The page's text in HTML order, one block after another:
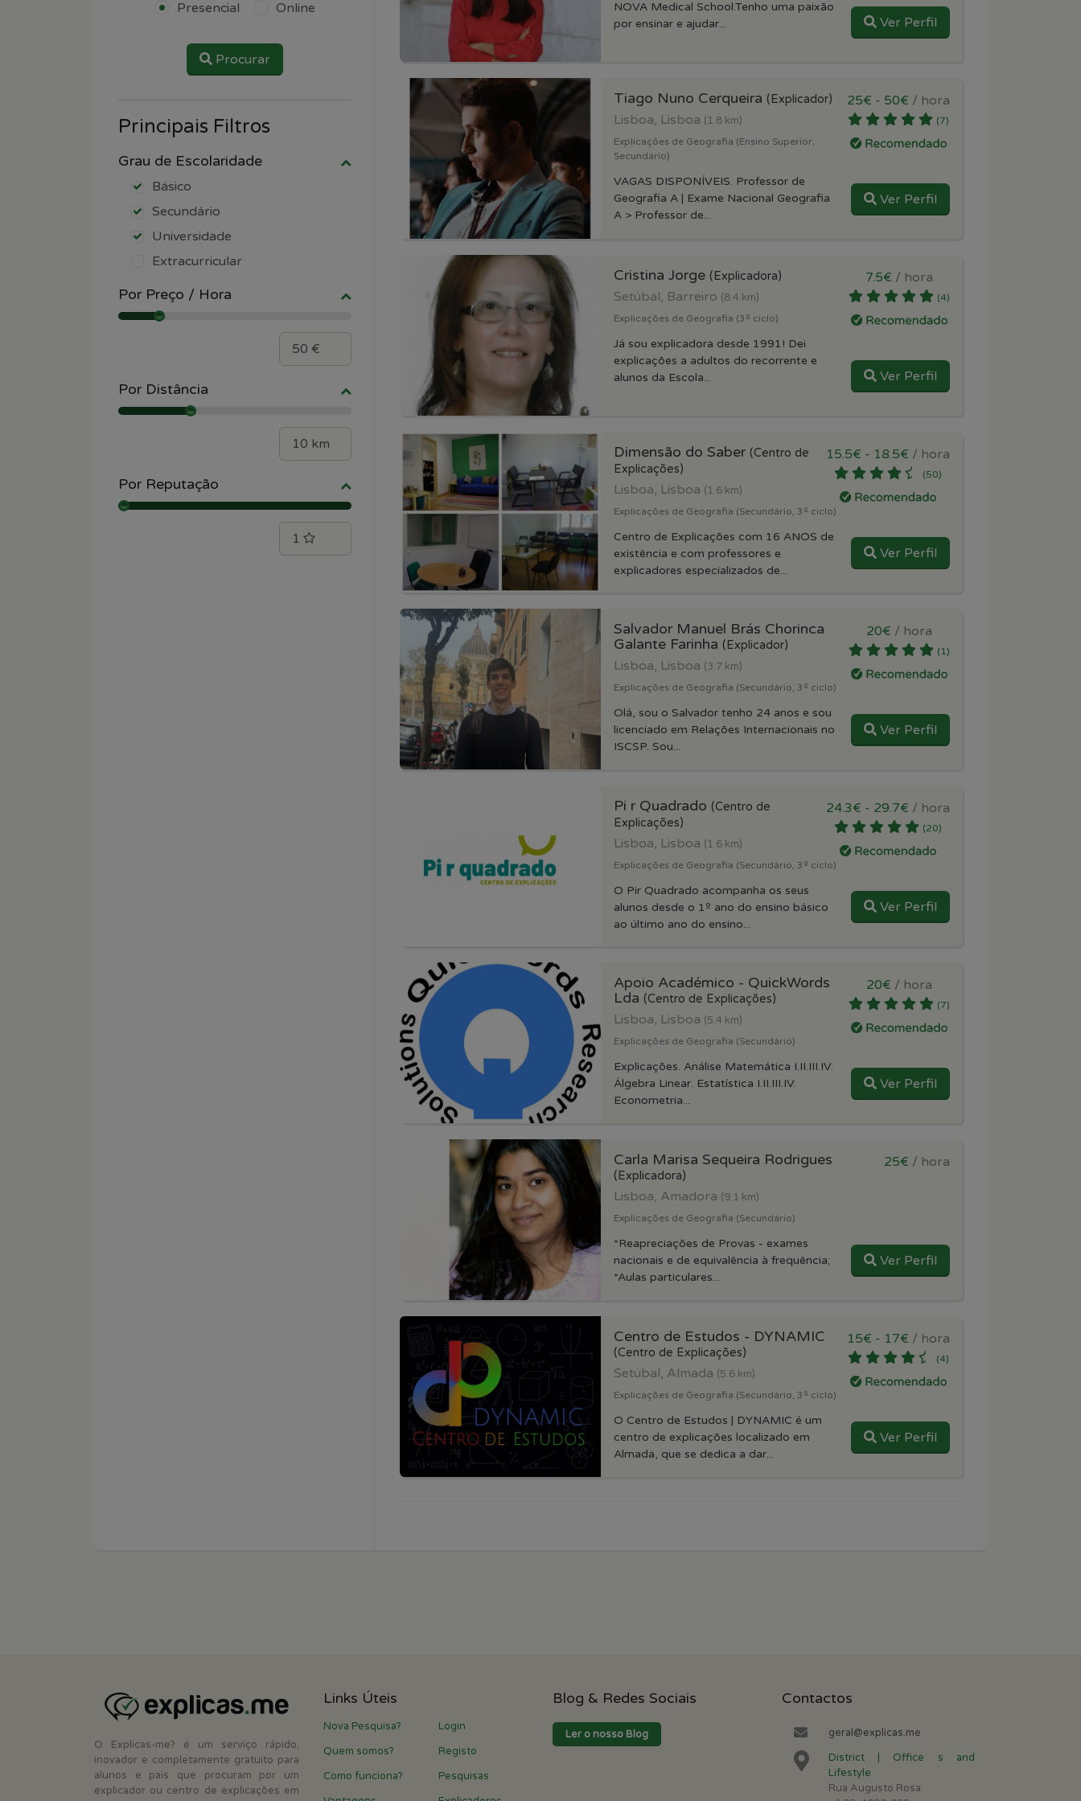
NOVA Medical School.Tenho uma paixão
por ensinar e ajudar...
Ver Perfil
Tiago Nuno Cerqueira (Explicador)
Lisboa, Lisboa (1.8 km)
Explicações de Geografia (Ensino Superior,
Secundário)
VAGAS DISPONÍVEIS. Professor de
Geografia A | Exame Nacional Geografia
A > Professor de...
25€ - 50€ / hora
(7)
Ver Perfil
Cristina Jorge (Explicadora)
Setúbal, Barreiro (8.4 km)
Explicações de Geografia (3º ciclo)
Já sou explicadora desde 1991! Dei
explicações a adultos do recorrente e
alunos da Escola...
7.5€ / hora
(4)
Ver Perfil
Dimensão do Saber (Centro de
Explicações)
Lisboa, Lisboa (1.6 km)
Explicações de Geografia (Secundário, 3º ciclo)
Centro de Explicações com 16 ANOS de
existência e com professores e
explicadores especializados de...
15.5€ - 18.5€ / hora
(50)
Ver Perfil
Salvador Manuel Brás Chorinca
Galante Farinha (Explicador)
Lisboa, Lisboa (3.7 km)
Explicações de Geografia (Secundário, 3º ciclo)
Olá, sou o Salvador tenho 24 anos e sou
licenciado em Relações Internacionais no
ISCSP. Sou...
20€ / hora
(1)
Ver Perfil
Pi r Quadrado (Centro de
Explicações)
Lisboa, Lisboa (1.6 km)
Explicações de Geografia (Secundário, 3º ciclo)
O Pir Quadrado acompanha os seus
alunos desde o 1º ano do ensino básico
ao último ano do ensino...
24.3€ - 29.7€ / hora
(20)
Ver Perfil
Apoio Académico - QuickWords
Lda (Centro de Explicações)
Lisboa, Lisboa (5.4 km)
Explicações de Geografia (Secundário)
Explicações. Análise Matemática I.II.III.IV.
Álgebra Linear. Estatística I.II.III.IV.
Econometria...
20€ / hora
(7)
Ver Perfil
Carla Marisa Sequeira Rodrigues
(Explicadora)
Lisboa, Amadora (9.1 km)
Explicações de Geografia (Secundário)
*Reapreciações de Provas - exames
nacionais e de equivalência à frequência;
*Aulas particulares...
25€ / hora
Ver Perfil
Centro de Estudos - DYNAMIC
(Centro de Explicações)
Setúbal, Almada (5.6 km)
Explicações de Geografia (Secundário, 3º ciclo)
O Centro de Estudos | DYNAMIC é um
centro de explicações localizado em
Almada, que se dedica a dar...
15€ - 17€ / hora
(4)
Ver Perfil
Presencial Online
Procurar
Principais Filtros
Grau de Escolaridade
Básico
Secundário
Universidade
Extracurricular
Por Preço / Hora
Por Distância
Por Reputação
O Explicas-me? é um serviço rápido,
inovador e completamente gratuito para
alunos e pais que procuram por um
explicador ou centro de explicações em
Links Úteis
Nova Pesquisa?
Quem somos?
Como funciona?
Login
Registo
Pesquisas
Blog & Redes Sociais
Ler o nosso Blog
Contactos
geral@explicas.me
District | Office s and
Lifestyle
Rua Augusto Rosa